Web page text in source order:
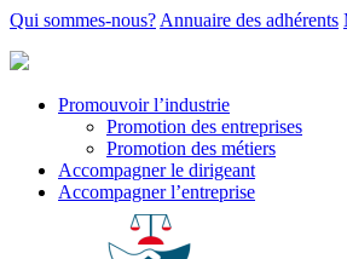
Qui sommes-nous? Annuaire des adhérents
Promouvoir l’industrie
Promotion des entreprises
Promotion des métiers
Accompagner le dirigeant
Accompagner l’entreprise